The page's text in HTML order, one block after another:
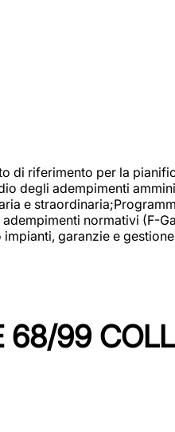
di riferimento per la
degli adempimenti
e
normativi (F-
garanzie e
68/99